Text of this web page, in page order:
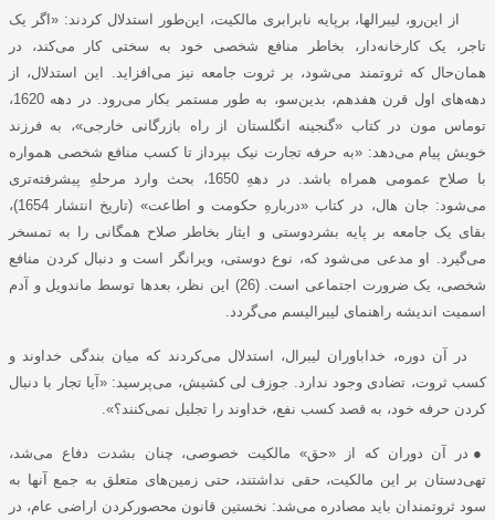
از این‌رو، لیبرالها، برپایه نابرابری مالکیت، این‌طور استدلال کردند: «اگر یک
تاجر، یک کارخانه‌دار، بخاطر منافع شخصی خود به سختی کار می‌کند، در
همان‌حال که ثروتمند می‌شود، بر ثروت جامعه نیز می‌افزاید. این استدلال، از
دهه‌های اول قرن هفدهم، بدین‌سو، به طور مستمر بکار می‌رود. در دهه 1620،
توماس مون در کتاب «گنجینه انگلستان از راه بازرگانی خارجی»، به فرزند
خویش پیام می‌دهد: «به حرفه تجارت نیک بپرداز تا کسب منافع شخصی همواره
با صلاح عمومی همراه باشد. در دههِ 1650، بحث وارد مرحلهِ پیشرفته‌تری
می‌شود: جان هال، در کتاب «دربارهِ حکومت و اطاعت» (تاریخ انتشار 1654)،
بقای یک جامعه بر پایه بشردوستی و ایثار بخاطر صلاح همگانی را به تمسخر
می‌گیرد. او مدعی می‌شود که، نوع دوستی، ویرانگر است و دنبال کردن منافع
شخصی، یک ضرورت اجتماعی است. (26) این نظر، بعدها توسط ماندویل و آدم
اسمیت اندیشه راهنمای لیبرالیسم می‌گردد.
در آن دوره، خداباوران لیبرال، استدلال می‌کردند که میان بندگی خداوند و
کسب ثروت، تضادی وجود ندارد. جوزف لی کشیش، می‌پرسید: «آیا تجار با دنبال
کردن حرفه خود، به قصد کسب نفع، خداوند را تجلیل نمی‌کنند؟».
● در آن دوران که از «حق» مالکیت خصوصی، چنان بشدت دفاع می‌شد،
تهی‌دستان بر این مالکیت، حقی نداشتند، حتی زمین‌های متعلق به جمع آنها به
سود ثروتمندان باید مصادره می‌شد: نخستین قانون محصورکردن اراضی عام، در